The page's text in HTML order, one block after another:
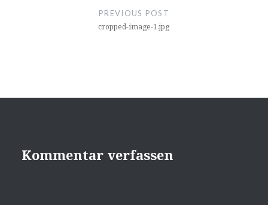
PREVIOUS POST
cropped-image-1.jpg
Kommentar verfassen